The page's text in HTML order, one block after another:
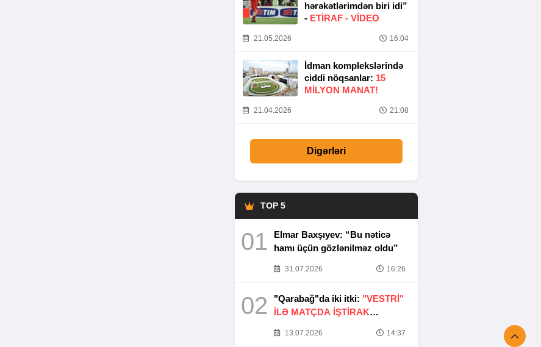
hərəkətlərimdən biri idi”
- ETIRAF - VİDEO
21.05.2026 16:04
İdman komplekslərində
ciddi nöqsanlar: 15
MILYON MANAT!
21.04.2026 21:08
Digərləri
TOP 5
01
Elmar Baxşıyev: “Bu nəticə
hamı üçün gözlənilməz oldu”
31.07.2026 16:26
02 "Qarabağ"da iki itki: "VESTRİ"
İLƏ MATÇDA İŞTİRAK
13.07.2026 14:37